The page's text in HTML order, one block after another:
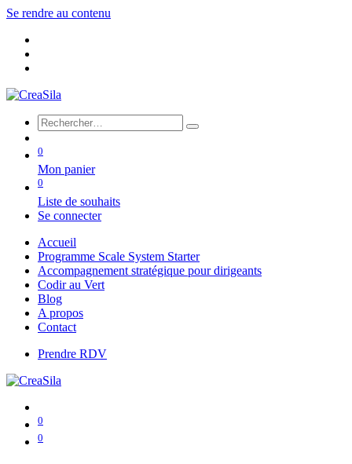
Se rendre au contenu
0
Mon panier
0
Liste de souhaits
Se connecter
Accueil
Programme Scale System Starter
Accompagnement stratégique pour dirigeants
Codir au Vert
Blog
A propos
Contact
Prendre RDV
0
0